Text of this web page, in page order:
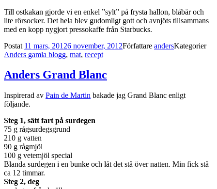
Till ostkakan gjorde vi en enkel ”sylt” på frysta hallon, blåbär och
lite rörsocker. Det hela blev gudomligt gott och avnjöts tillsammans
med en kopp nygjort pressokaffe från Starbucks.
Postat 11 mars, 20126 november, 2012Författare andersKategorier
Anders gamla blogg, mat, recept
Anders Grand Blanc
Inspirerad av Pain de Martin bakade jag Grand Blanc enligt
följande.
Steg 1, sätt fart på surdegen
75 g rågsurdegsgrund
210 g vatten
90 g rågmjöl
100 g vetemjöl special
Blanda surdegen i en bunke och låt det stå över natten. Min fick stå
ca 12 timmar.
Steg 2, deg